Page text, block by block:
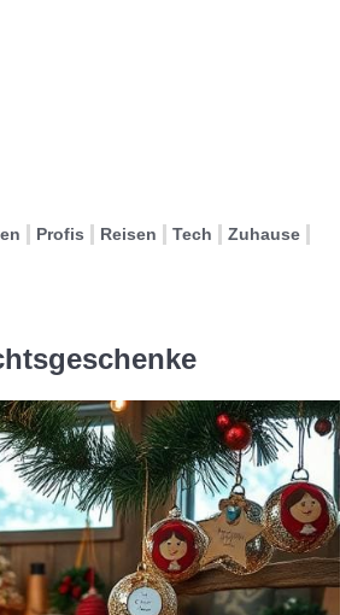
Profis Reisen Tech Zuhause